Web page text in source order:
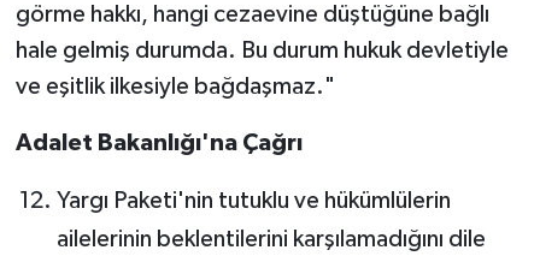
görme hakkı, hangi cezaevine düştüğüne bağlı
hale gelmiş durumda. Bu durum hukuk devletiyle
ve eşitlik ilkesiyle bağdaşmaz."
Adalet Bakanlığı'na Çağrı
Yargı Paketi'nin tutuklu ve hükümlülerin
ailelerinin beklentilerini karşılamadığını dile